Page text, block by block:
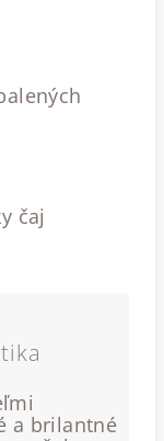
čaj
a brilantné